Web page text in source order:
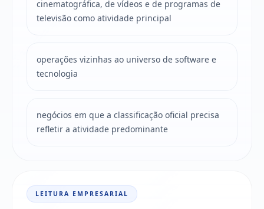
cinematográfica, de vídeos e de programas de
televisão como atividade principal
operações vizinhas ao universo de software e
tecnologia
negócios em que a classificação oficial precisa
refletir a atividade predominante
LEITURA EMPRESARIAL